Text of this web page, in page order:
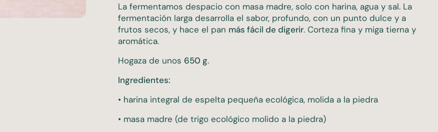
La fermentamos despacio con masa madre, solo con harina, agua y sal. La
fermentación larga desarrolla el sabor, profundo, con un punto dulce y a
frutos secos, y hace el pan más fácil de digerir. Corteza fina y miga tierna y
aromática.
Hogaza de unos 650 g.
Ingredientes:
• harina integral de espelta pequeña ecológica, molida a la piedra
• masa madre (de trigo ecológico molido a la piedra)